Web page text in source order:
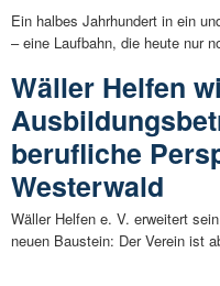
Ein halbes Jahrhundert in ein
– eine Laufbahn, die heute nur
Wäller Helfen
berufliche
Westerwald
Wäller Helfen e. V. erweitert
neuen Baustein: Der Verein ist